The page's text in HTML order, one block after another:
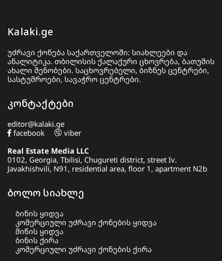
Kalaki.ge
უძრავი ქონება საქართველოში: სიახლეები და
ანალიტიკა. თბილისის ქალაქური ცხოვრება, ბათუმის
ახალი შენობები. საცხოვრებელი, ბიზნეს ცენტრები,
სასტუმროები, სავაჭრო ცენტრები.
კონტაქტები
editor@kalaki.ge
facebook
viber
Real Estate Media LLC
0102, Georgia, Tbilisi, Chugureti district, street Iv.
Javakhishvili, N91, residential area, floor 1, apartment N2b
ბოლო სიახლე
ბინის ყიდვა
კომერციული უძრავი ქონების ყიდვა
მიწის ყიდვა
ბინის ქირა
კომერციული უძრავი ქონების ქირა